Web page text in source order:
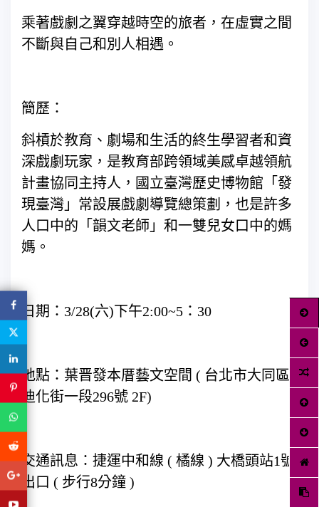
乘著戲劇之翼穿越時空的旅者，在虛實之間
不斷與自己和別人相遇。
簡歷：
斜槓於教育、劇場和生活的終生學習者和資
深戲劇玩家，是教育部跨領域美感卓越領航
計畫協同主持人，國立臺灣歷史博物館「發
現臺灣」常設展戲劇導覽總策劃，也是許多
人口中的「韻文老師」和一雙兒女口中的媽
媽。
日期：3/28(六)下午2:00~5：30
地點：葉晋發本厝藝文空間 ( 台北市大同區
迪化街一段296號 2F)
交通訊息：捷運中和線 ( 橘線 ) 大橋頭站1號
出口 ( 步行8分鐘 )